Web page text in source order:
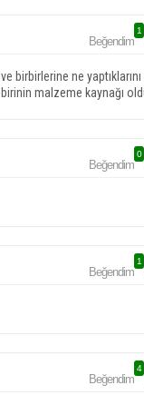
Beğendim
1
birbirlerine ne yaptıklarını
malzeme kaynağı
Beğendim
0
Beğendim
1
Beğendim
4